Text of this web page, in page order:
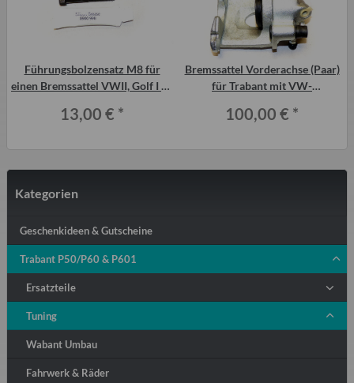
Führungsbolzensatz M8 für
einen Bremssattel VWII, Golf I ab
13,00 € *
Bremssattel Vorderachse (Paar)
für Trabant mit VW-
100,00 € *
Kategorien
Geschenkideen & Gutscheine
Trabant P50/P60 & P601
Ersatzteile
Tuning
Wabant Umbau
Fahrwerk & Räder